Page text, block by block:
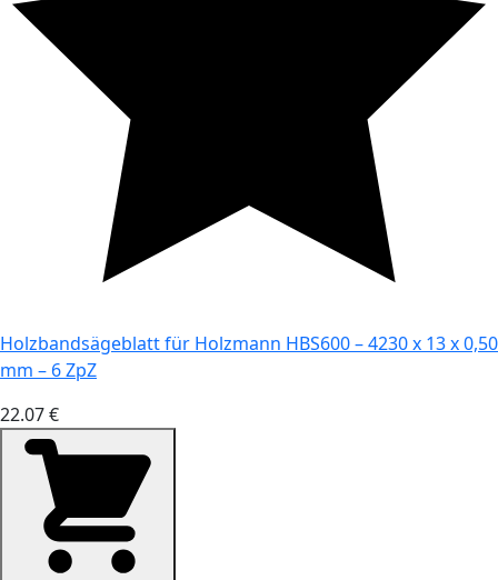
Holzbandsägeblatt für Holzmann HBS600 – 4230 x 13 x 0,50
mm – 6 ZpZ
22.07 €